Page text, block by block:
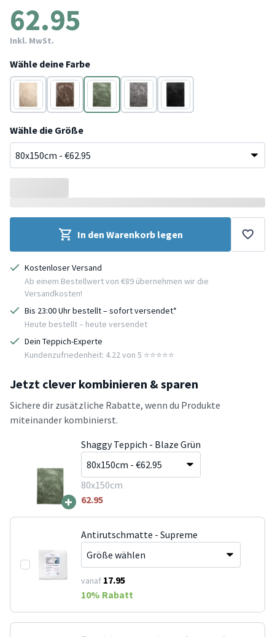
62.95
Inkl. MwSt.
Wähle deine Farbe
Beige Taupe Grün Grau
Schwarz
Wähle die Größe
In den Warenkorb legen
Kostenloser Versand
Ab einem Bestellwert von €89 übernehmen wir die
Versandkosten!
Bis 23:00 Uhr bestellt – sofort versendet*
Heute bestellt – heute versendet
Dein Teppich-Experte
Kundenzufriedenheit: 4.22 von 5 ⭐️⭐️⭐️⭐️⭐️
Jetzt clever kombinieren & sparen
Sichere dir zusätzliche Rabatte, wenn du Produkte
miteinander kombinierst.
+
Shaggy Teppich - Blaze Grün
80x150cm
62.95
Antirutschmatte - Supreme
vanaf 17.95
10% Rabatt